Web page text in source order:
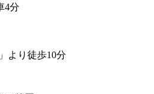
4分
より徒歩10分